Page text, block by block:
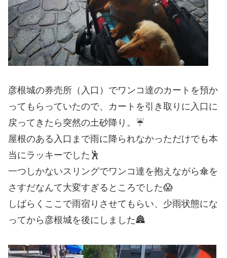
彦根城の券売所（入口）でワンコ達のカートを預か
ってもらっていたので、カートを引き取りに入口に
戻ってきたら突然の土砂降り。☔
屋根のある入口まで雨に降られなかっただけでも本
当にラッキーでした🕺
一つしかないスリングでワンコ達を抱えながら傘を
さすだなんて大変すぎるところでした😱
しばらくここで雨宿りさせてもらい、少雨状態にな
ってから彦根城を後にしました🏯